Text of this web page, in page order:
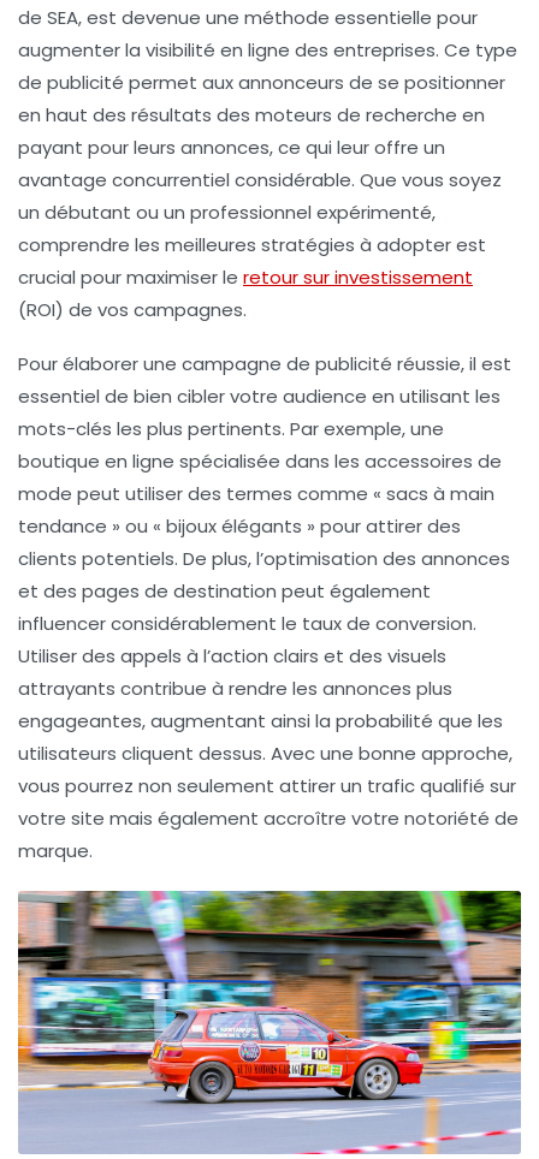
de SEA, est devenue une méthode essentielle pour
augmenter la visibilité en ligne des entreprises. Ce type
de publicité permet aux annonceurs de se positionner
en haut des résultats des moteurs de recherche en
payant pour leurs annonces, ce qui leur offre un
avantage concurrentiel considérable. Que vous soyez
un débutant ou un professionnel expérimenté,
comprendre les meilleures stratégies à adopter est
crucial pour maximiser le retour sur investissement
(ROI) de vos campagnes.
Pour élaborer une campagne de publicité réussie, il est
essentiel de bien cibler votre audience en utilisant les
mots-clés les plus pertinents. Par exemple, une
boutique en ligne spécialisée dans les accessoires de
mode peut utiliser des termes comme « sacs à main
tendance » ou « bijoux élégants » pour attirer des
clients potentiels. De plus, l’optimisation des annonces
et des pages de destination peut également
influencer considérablement le taux de conversion.
Utiliser des appels à l’action clairs et des visuels
attrayants contribue à rendre les annonces plus
engageantes, augmentant ainsi la probabilité que les
utilisateurs cliquent dessus. Avec une bonne approche,
vous pourrez non seulement attirer un trafic qualifié sur
votre site mais également accroître votre notoriété de
marque.